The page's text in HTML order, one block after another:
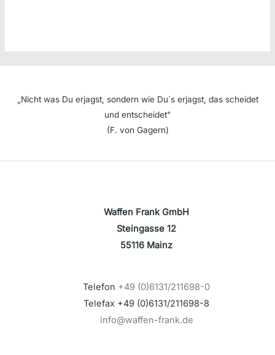
„Nicht was Du erjagst, sondern wie Du`s erjagst, das scheidet
und entscheidet"
(F. von Gagern)
Waffen Frank GmbH
Steingasse 12
55116 Mainz
Telefon +49 (0)6131/211698-0
Telefax +49 (0)6131/211698-8
info@waffen-frank.de